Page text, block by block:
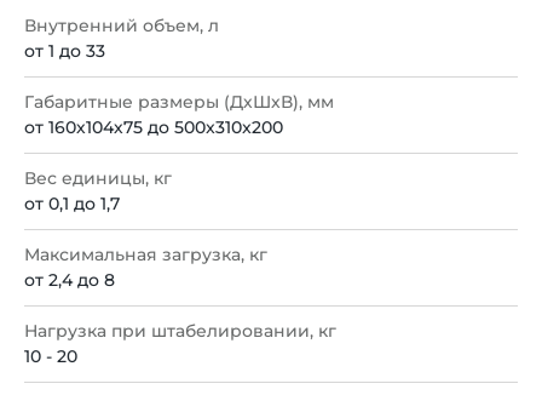
Внутренний объем, л
от 1 до 33
Габаритные размеры (ДхШхВ), мм
от 160х104х75 до 500x310x200
Вес единицы, кг
от 0,1 до 1,7
Максимальная загрузка, кг
от 2,4 до 8
Нагрузка при штабелировании, кг
10 - 20